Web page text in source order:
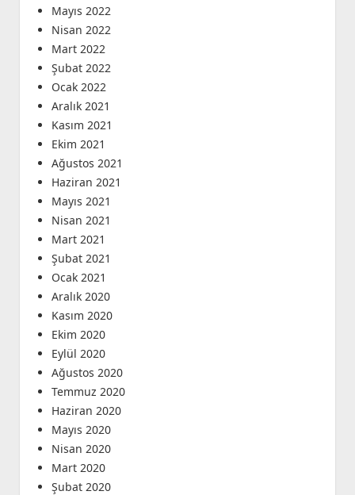
Mayıs 2022
Nisan 2022
Mart 2022
Şubat 2022
Ocak 2022
Aralık 2021
Kasım 2021
Ekim 2021
Ağustos 2021
Haziran 2021
Mayıs 2021
Nisan 2021
Mart 2021
Şubat 2021
Ocak 2021
Aralık 2020
Kasım 2020
Ekim 2020
Eylül 2020
Ağustos 2020
Temmuz 2020
Haziran 2020
Mayıs 2020
Nisan 2020
Mart 2020
Şubat 2020